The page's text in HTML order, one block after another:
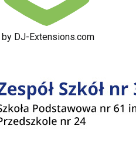
by DJ-Extensions.com